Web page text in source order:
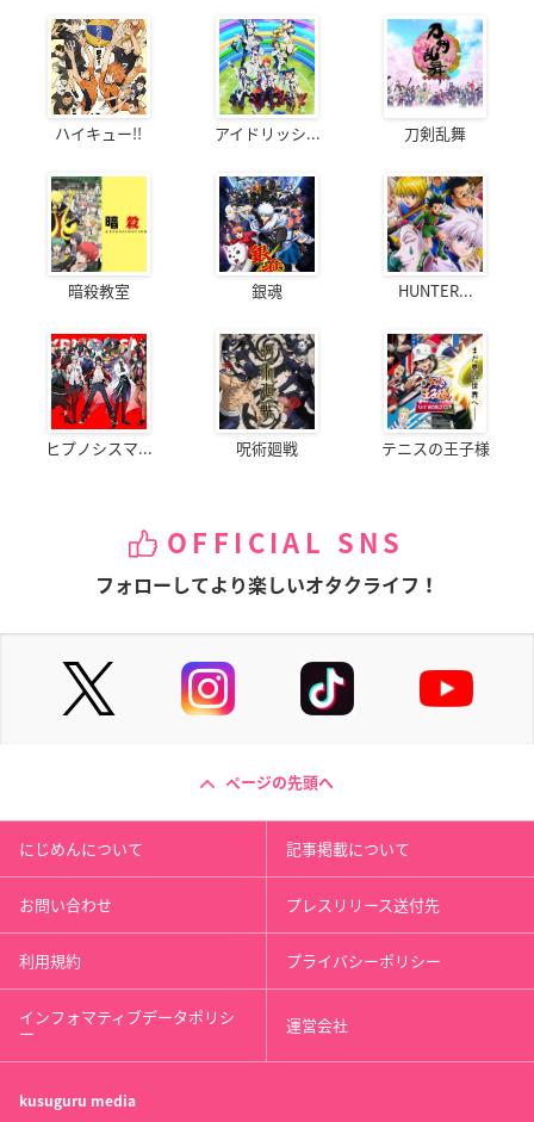
ハイキュー!! アイドリッシ... 刀剣乱舞
暗殺教室 銀魂 HUNTER...
ヒプノシスマ... 呪術廻戦 テニスの王子様
OFFICIAL SNS
フォローしてより楽しいオタクライフ！
ページの先頭へ
にじめんについて 記事掲載について
お問い合わせ プレスリリース送付先
利用規約 プライバシーポリシー
インフォマティブデータポリシ
ー 運営会社
kusuguru media